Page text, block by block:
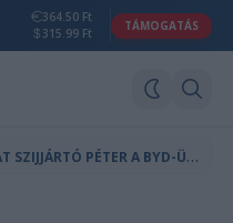
364.50 Ft
315.99 Ft
TÁMOGATÁS
A
KÁR HÁROM ÉVET IS KAPHAT SZIJJÁRTÓ PÉTER A BYD-ÜGY MIATT